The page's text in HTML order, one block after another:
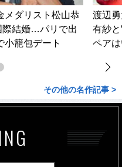
メダリスト松山恭
際結婚…パリで出
小籠包デート
渡辺
有紗
ペア
その他の名作記事 >